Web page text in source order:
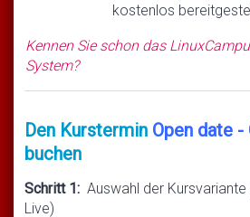
kostenlos
Kennen Sie schon das
System?
Den Kurstermin Open date -
buchen
Schritt 1: Auswahl der
Live)